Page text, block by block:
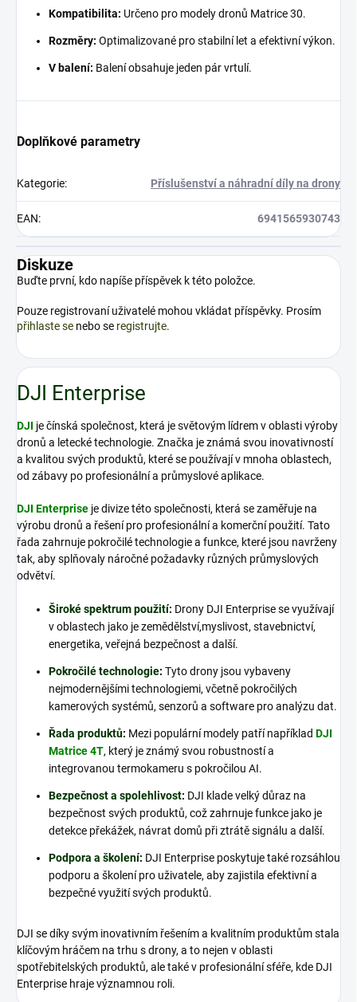
Kompatibilita: Určeno pro modely dronů Matrice 30.
Rozměry: Optimalizované pro stabilní let a efektivní výkon.
V balení: Balení obsahuje jeden pár vrtulí.
Doplňkové parametry
Kategorie: Příslušenství a náhradní díly na drony
EAN: 6941565930743
Diskuze
Buďte první, kdo napíše příspěvek k této položce.
Pouze registrovaní uživatelé mohou vkládat příspěvky. Prosím
přihlaste se nebo se registrujte.
DJI Enterprise
DJI je čínská společnost, která je světovým lídrem v oblasti výroby
dronů a letecké technologie. Značka je známá svou inovativností
a kvalitou svých produktů, které se používají v mnoha oblastech,
od zábavy po profesionální a průmyslové aplikace.
DJI Enterprise je divize této společnosti, která se zaměřuje na
výrobu dronů a řešení pro profesionální a komerční použití. Tato
řada zahrnuje pokročilé technologie a funkce, které jsou navrženy
tak, aby splňovaly náročné požadavky různých průmyslových
odvětví.
Široké spektrum použití: Drony DJI Enterprise se využívají
v oblastech jako je zemědělství,myslivost, stavebnictví,
energetika, veřejná bezpečnost a další.
Pokročilé technologie: Tyto drony jsou vybaveny
nejmodernějšími technologiemi, včetně pokročilých
kamerových systémů, senzorů a software pro analýzu dat.
Řada produktů: Mezi populární modely patří například DJI
Matrice 4T, který je známý svou robustností a
integrovanou termokameru s pokročilou AI.
Bezpečnost a spolehlivost: DJI klade velký důraz na
bezpečnost svých produktů, což zahrnuje funkce jako je
detekce překážek, návrat domů při ztrátě signálu a další.
Podpora a školení: DJI Enterprise poskytuje také rozsáhlou
podporu a školení pro uživatele, aby zajistila efektivní a
bezpečné využití svých produktů.
DJI se díky svým inovativním řešením a kvalitním produktům stala
klíčovým hráčem na trhu s drony, a to nejen v oblasti
spotřebitelských produktů, ale také v profesionální sféře, kde DJI
Enterprise hraje významnou roli.